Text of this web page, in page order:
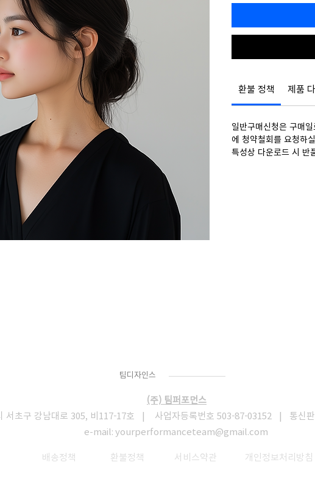
가
환불 정책 제품
일반구매신청은 구매
에 청약철회를 요청하
특성상 다운로드 시 반
팀디자인스
(주) 팀퍼포먼스
서초구 강남대로 305, 비117-17호 | 사업자등록번호 503-87-03152 | 통신판
e-mail: yourperformanceteam@gmail.com
배송정책 환불정책 서비스약관 개인정보처리방침